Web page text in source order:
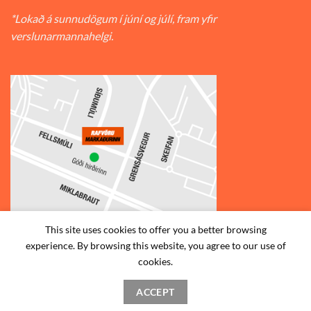
*Lokað á sunnudögum í júní og júlí, fram yfir
verslunarmannahelgi.
© 2026Rafvörumarkaðurinn v/Fellsmúla | Síðumúla 34, 108
Reykjavík | S: 585-2888 |
HAFA SAMBAND
This site uses cookies to offer you a better browsing
experience. By browsing this website, you agree to our use of
cookies.
ACCEPT